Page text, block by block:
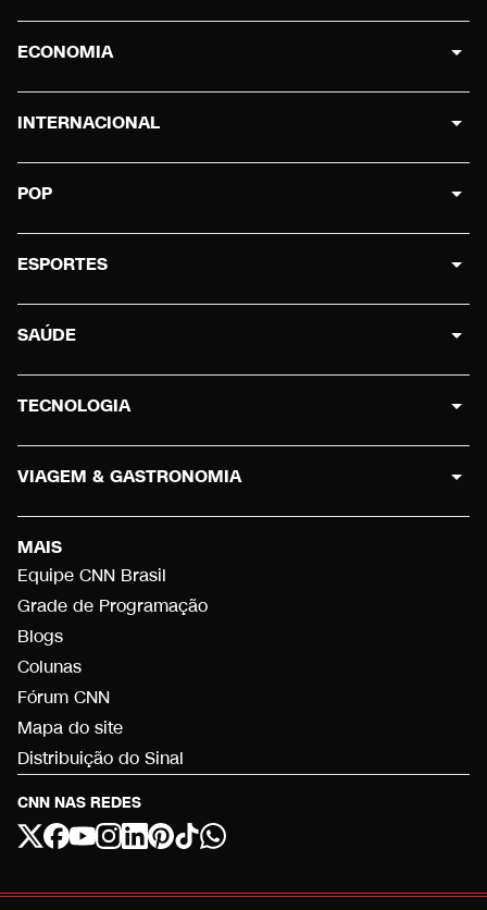
CNN NAS REDES
MAIS
Equipe CNN Brasil
Grade de Programação
Blogs
Colunas
Fórum CNN
Mapa do site
Distribuição do Sinal
ECONOMIA
INTERNACIONAL
POP
ESPORTES
SAÚDE
TECNOLOGIA
VIAGEM & GASTRONOMIA